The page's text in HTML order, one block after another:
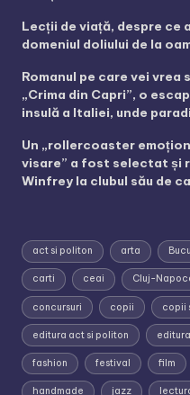
Lecții de viață, despre ce
domeniul doliului de la
Romanul pe care vei
„Crima din Capri”, o
insulă a Italiei, unde
Un „rollercoaster
visare” a fost selectat și
Winfrey la clubul său de
act si politon arta
carti ceai Cluj-
concursuri copii copii
editura act si politon
fashion festival film
handmade jazz